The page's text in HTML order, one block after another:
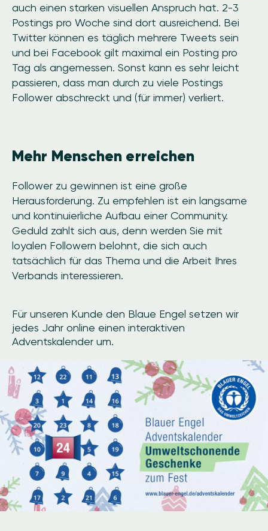
auch einen starken visuellen Anspruch hat. 2-3
Postings pro Woche sind dort ausreichend. Bei
Twitter können es täglich mehrere Tweets sein
und bei Facebook gilt maximal ein Posting pro
Tag als angemessen. Sonst kann es sehr leicht
passieren, dass man durch zu viele Postings
Follower abschreckt und (für immer) verliert.
Mehr Menschen erreichen
Follower zu gewinnen ist eine große
Herausforderung. Zu empfehlen ist ein langsame
und kontinuierliche Aufbau einer Community.
Geduld zahlt sich aus, denn werden Sie mit
loyalen Followern belohnt, die sich auch
tatsächlich für das Thema und die Arbeit Ihres
Verbands interessieren.
Für unseren Kunde den Blaue Engel setzen wir
jedes Jahr online einen interaktiven
Adventskalender um.
Image